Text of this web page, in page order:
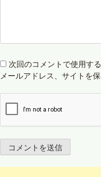
次回のコメントで使用す
メールアドレス、サイトを保